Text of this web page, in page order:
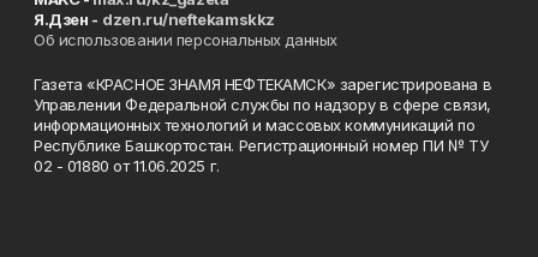
Я.Дзен - dzen.ru/neftekamskkz
Об использовании персональных данных
Газета «КРАСНОЕ ЗНАМЯ НЕФТЕКАМСК» зарегистрирована в
Управлении Федеральной службы по надзору в сфере связи,
информационных технологий и массовых коммуникаций по
Республике Башкортостан. Регистрационный номер ПИ № ТУ
02 - 01880 от 11.06.2025 г.